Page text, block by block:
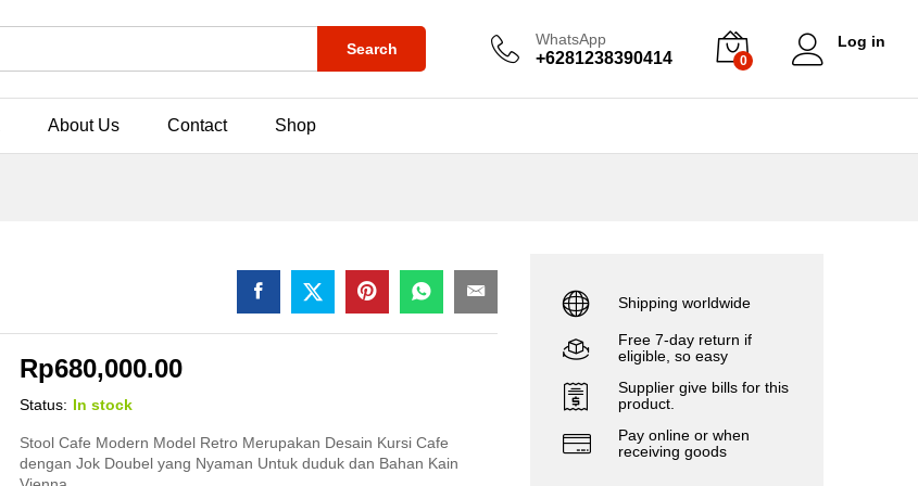
Search
WhatsApp
+6281238390414 0
Log in
About Us Contact Shop
Rp680,000.00
Status: In stock
Stool Cafe Modern Model Retro Merupakan Desain Kursi Cafe
dengan Jok Doubel yang Nyaman Untuk duduk dan Bahan Kain
Shipping worldwide
Free 7-day return if
eligible, so easy
Supplier give bills for this
product.
Pay online or when
receiving goods